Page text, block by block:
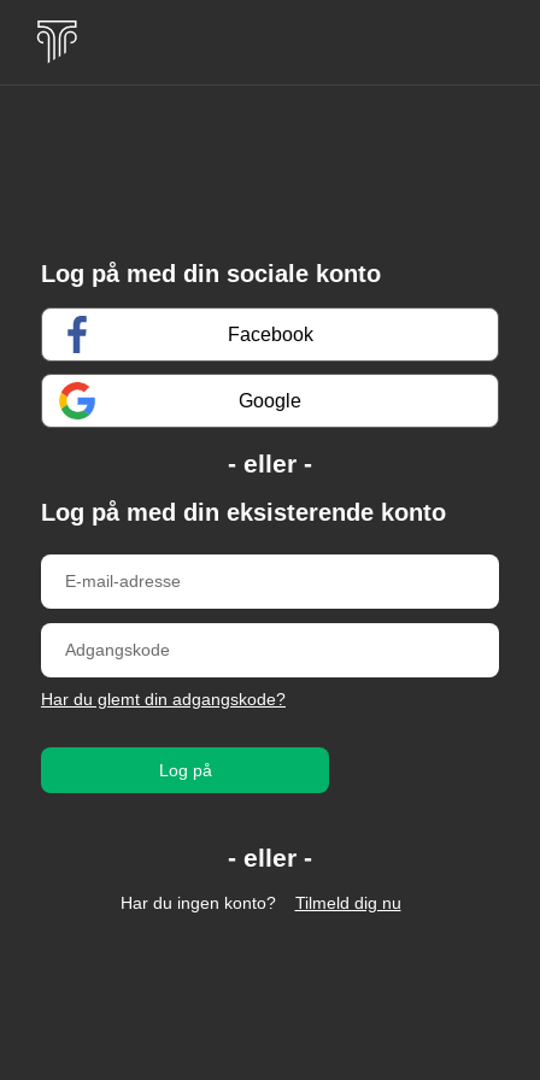
Log på med din sociale konto
Facebook
Google
Log på med din eksisterende konto
Har du glemt din adgangskode?
Log på
Har du ingen konto? Tilmeld dig nu